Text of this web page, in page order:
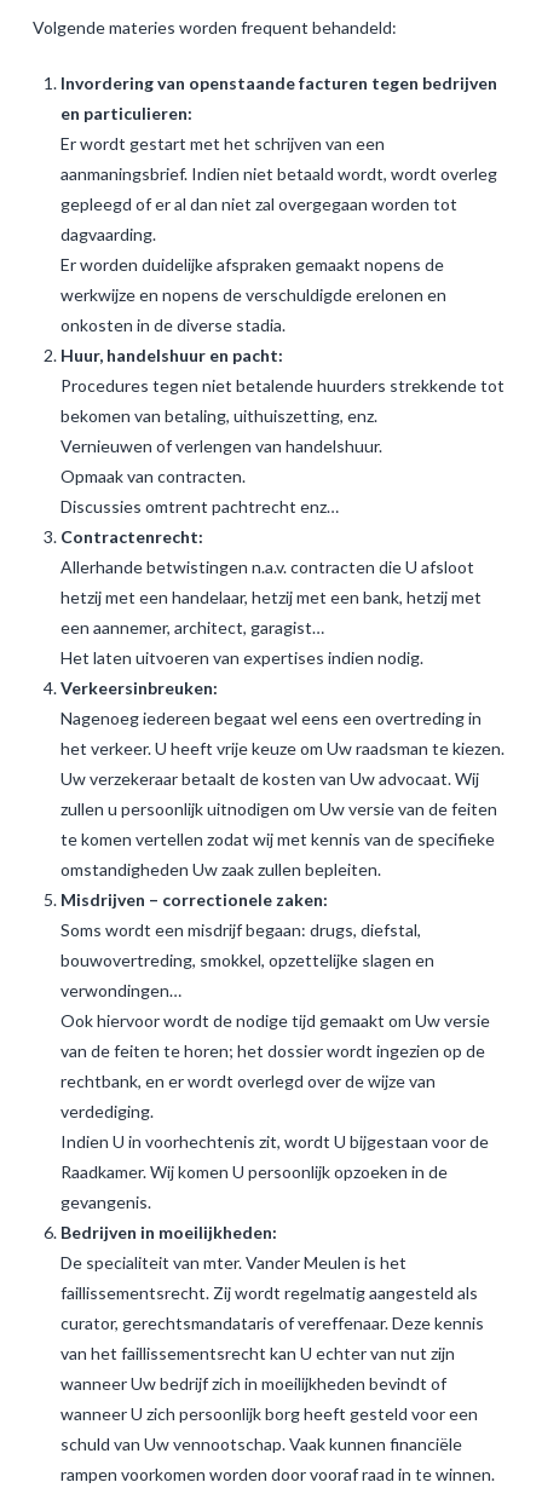
Volgende materies worden frequent behandeld:
Invordering van openstaande facturen tegen bedrijven
en particulieren:
Er wordt gestart met het schrijven van een
aanmaningsbrief. Indien niet betaald wordt, wordt overleg
gepleegd of er al dan niet zal overgegaan worden tot
dagvaarding.
Er worden duidelijke afspraken gemaakt nopens de
werkwijze en nopens de verschuldigde erelonen en
onkosten in de diverse stadia.
Huur, handelshuur en pacht:
Procedures tegen niet betalende huurders strekkende tot
bekomen van betaling, uithuiszetting, enz.
Vernieuwen of verlengen van handelshuur.
Opmaak van contracten.
Discussies omtrent pachtrecht enz…
Contractenrecht:
Allerhande betwistingen n.a.v. contracten die U afsloot
hetzij met een handelaar, hetzij met een bank, hetzij met
een aannemer, architect, garagist…
Het laten uitvoeren van expertises indien nodig.
Verkeersinbreuken:
Nagenoeg iedereen begaat wel eens een overtreding in
het verkeer. U heeft vrije keuze om Uw raadsman te kiezen.
Uw verzekeraar betaalt de kosten van Uw advocaat. Wij
zullen u persoonlijk uitnodigen om Uw versie van de feiten
te komen vertellen zodat wij met kennis van de specifieke
omstandigheden Uw zaak zullen bepleiten.
Misdrijven – correctionele zaken:
Soms wordt een misdrijf begaan: drugs, diefstal,
bouwovertreding, smokkel, opzettelijke slagen en
verwondingen…
Ook hiervoor wordt de nodige tijd gemaakt om Uw versie
van de feiten te horen; het dossier wordt ingezien op de
rechtbank, en er wordt overlegd over de wijze van
verdediging.
Indien U in voorhechtenis zit, wordt U bijgestaan voor de
Raadkamer. Wij komen U persoonlijk opzoeken in de
gevangenis.
Bedrijven in moeilijkheden:
De specialiteit van mter. Vander Meulen is het
faillissementsrecht. Zij wordt regelmatig aangesteld als
curator, gerechtsmandataris of vereffenaar. Deze kennis
van het faillissementsrecht kan U echter van nut zijn
wanneer Uw bedrijf zich in moeilijkheden bevindt of
wanneer U zich persoonlijk borg heeft gesteld voor een
schuld van Uw vennootschap. Vaak kunnen financiële
rampen voorkomen worden door vooraf raad in te winnen.